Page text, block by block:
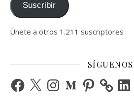
Suscribir
Únete a otros 1.211 suscriptores
SÍGUENOS
Facebook
X InstagramMediumPinterest